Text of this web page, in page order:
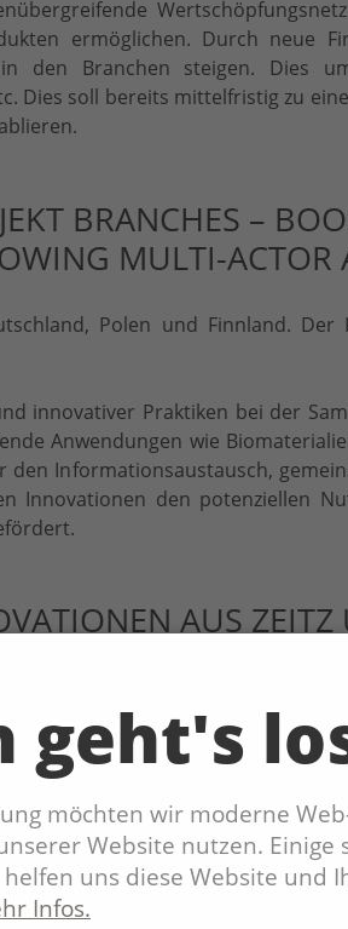
ermöglichen. Durch neue
den Branchen steigen. Dies
Dies soll bereits mittelfristig zu
BRANCHES –
MULTI-ACTOR
Polen und Finnland.
innovativer Praktiken bei der
Anwendungen wie
Informationsaustausch,
Innovationen den potenziellen
AUS
gemeinsam Entwicklungs-
– Wandel durch Innovation in
Akteure an einen Tisch:
der Zivilgesellschaft.
auf: Einer
und einer der
geht's
möchten wir moderne
Website nutzen. Einige
uns diese Website und
Infos.